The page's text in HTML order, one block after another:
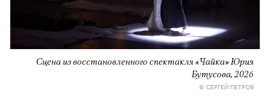
Сцена из восстановленного спектакля «Чайка» Юрия
Бутусова, 2026
© СЕРГЕЙ ПЕТРОВ